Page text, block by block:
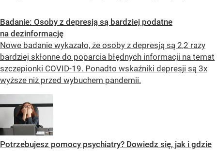
Badanie: Osoby z depresją są bardziej podatne
na dezinformację
Nowe badanie wykazało, że osoby z depresją są 2,2 razy
bardziej skłonne do poparcia błędnych informacji na temat
szczepionki COVID-19. Ponadto wskaźniki depresji są 3x
wyższe niż przed wybuchem pandemii.
Potrzebujesz pomocy psychiatry? Dowiedz się, jak i gdzie